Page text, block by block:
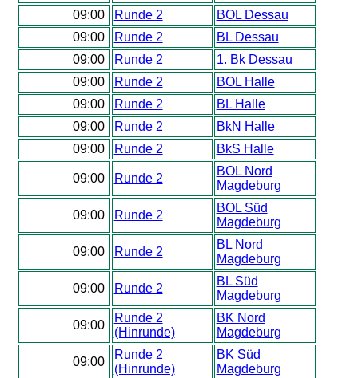
09:00
Runde 2
BOL Dessau
09:00
Runde 2
BL Dessau
09:00
Runde 2
1. Bk Dessau
09:00
Runde 2
BOL Halle
09:00
Runde 2
BL Halle
09:00
Runde 2
BkN Halle
09:00
Runde 2 BkS Halle
09:00 Runde 2
BOL Nord
Magdeburg
09:00 Runde 2
BOL Süd
Magdeburg
09:00 Runde 2
BL Nord
Magdeburg
09:00 Runde 2
BL Süd
Magdeburg
09:00
Runde 2
(Hinrunde)
BK Nord
Magdeburg
09:00
Runde 2
(Hinrunde)
BK Süd
Magdeburg